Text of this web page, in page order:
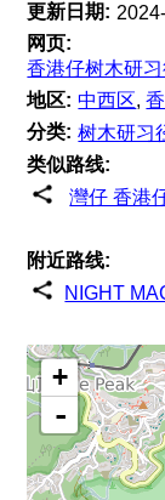
更新日期:
网页:
香港仔树木研
地区: 中西区,
分类: 树木研习
类似路线:
灣仔 香港
附近路线:
NIGHT
+
-